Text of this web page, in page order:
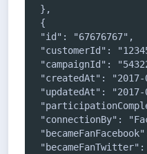
},
{
"id": "67676767",
"customerId":
"campaignId":
"createdAt": "2017-
"updatedAt":
"connectionBy":